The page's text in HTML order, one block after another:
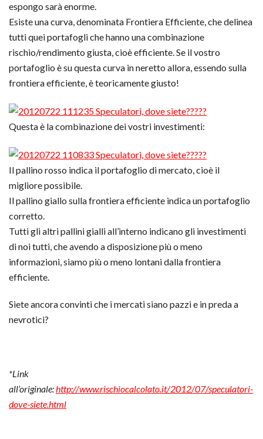
espongo sarà enorme.
Esiste una curva, denominata Frontiera Efficiente, che delinea
tutti quei portafogli che hanno una combinazione
rischio/rendimento giusta, cioè efficiente. Se il vostro
portafoglio è su questa curva in neretto allora, essendo sulla
frontiera efficiente, è teoricamente giusto!
Questa è la combinazione dei vostri investimenti:
Il pallino rosso indica il portafoglio di mercato, cioè il
migliore possibile.
Il pallino giallo sulla frontiera efficiente indica un portafoglio
corretto.
Tutti gli altri pallini gialli all’interno indicano gli investimenti
di noi tutti, che avendo a disposizione più o meno
informazioni, siamo più o meno lontani dalla frontiera
efficiente.
Siete ancora convinti che i mercati siano pazzi e in preda a
nevrotici?
*Link
all’originale:http://www.rischiocalcolato.it/2012/07/speculatori-
dove-siete.html